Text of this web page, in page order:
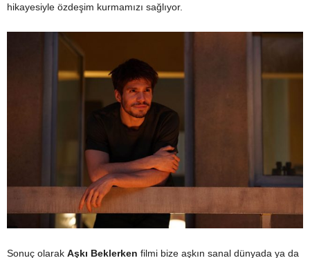
hikayesiyle özdeşim kurmamızı sağlıyor.
Sonuç olarak Aşkı Beklerken filmi bize aşkın sanal dünyada ya da